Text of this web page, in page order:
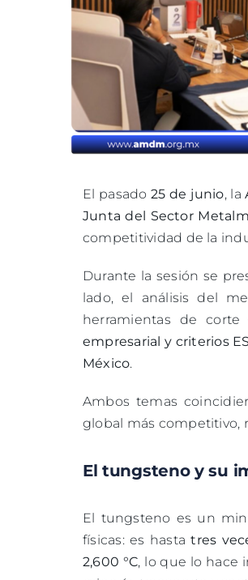
El pasado25 de junio, la
Junta del Sector
competitividad de la
Durante la sesión se
lado, el análisis del
herramientas de
empresarial y criterios
México.
Ambos temas
global más competitivo,
El tungsteno y su
El tungsteno es un
físicas: es hastatres
2,600 °C, lo que lo hace